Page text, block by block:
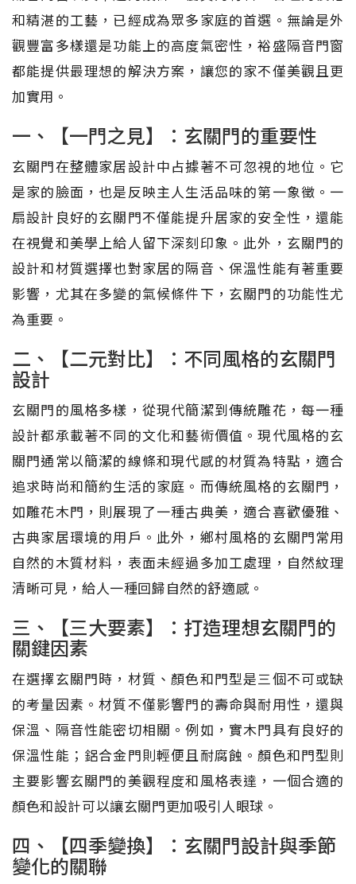
和精湛的工藝，已經成為眾多家庭的首選。無論是外
觀豐富多樣還是功能上的高度氣密性，裕盛隔音門窗
都能提供最理想的解決方案，讓您的家不僅美觀且更
加實用。
一、【一門之見】：玄關門的重要性
玄關門在整體家居設計中占據著不可忽視的地位。它
是家的臉面，也是反映主人生活品味的第一象徵。一
扇設計良好的玄關門不僅能提升居家的安全性，還能
在視覺和美學上給人留下深刻印象。此外，玄關門的
設計和材質選擇也對家居的隔音、保溫性能有著重要
影響，尤其在多變的氣候條件下，玄關門的功能性尤
為重要。
二、【二元對比】：不同風格的玄關門
設計
玄關門的風格多樣，從現代簡潔到傳統雕花，每一種
設計都承載著不同的文化和藝術價值。現代風格的玄
關門通常以簡潔的線條和現代感的材質為特點，適合
追求時尚和簡約生活的家庭。而傳統風格的玄關門，
如雕花木門，則展現了一種古典美，適合喜歡優雅、
古典家居環境的用戶。此外，鄉村風格的玄關門常用
自然的木質材料，表面未經過多加工處理，自然紋理
清晰可見，給人一種回歸自然的舒適感。
三、【三大要素】：打造理想玄關門的
關鍵因素
在選擇玄關門時，材質、顏色和門型是三個不可或缺
的考量因素。材質不僅影響門的壽命與耐用性，還與
保溫、隔音性能密切相關。例如，實木門具有良好的
保溫性能；鋁合金門則輕便且耐腐蝕。顏色和門型則
主要影響玄關門的美觀程度和風格表達，一個合適的
顏色和設計可以讓玄關門更加吸引人眼球。
四、【四季變換】：玄關門設計與季節
變化的關聯